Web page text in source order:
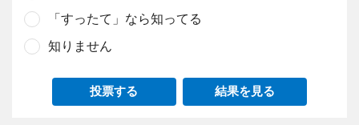
「すったて」なら知ってる
知りません
投票する 結果を見る